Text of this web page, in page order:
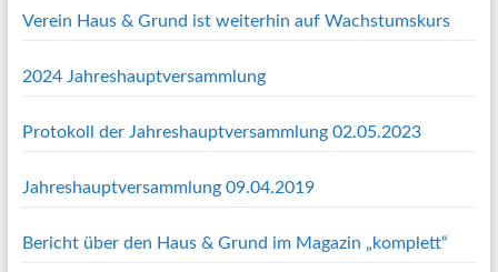
Verein Haus & Grund ist weiterhin auf Wachstumskurs
2024 Jahreshauptversammlung
Protokoll der Jahreshauptversammlung 02.05.2023
Jahreshauptversammlung 09.04.2019
Bericht über den Haus & Grund im Magazin „komplett“